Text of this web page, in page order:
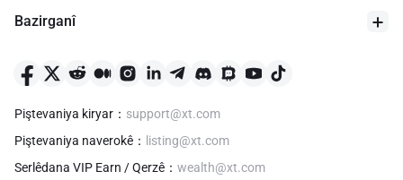
Bazirganî
Piştevaniya kiryar ： support@xt.com
Piştevaniya naverokê ：
listing@xt.com
Serlêdana VIP Earn / Qerzê ： wealth@xt.com